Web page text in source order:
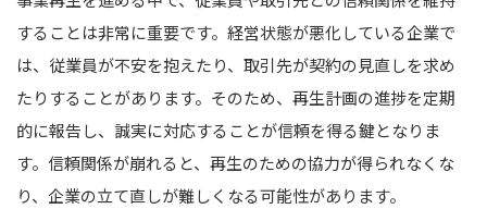
することは非常に重要です。経営状態が悪化している企業で
は、従業員が不安を抱えたり、取引先が契約の見直しを求め
たりすることがあります。そのため、再生計画の進捗を定期
的に報告し、誠実に対応することが信頼を得る鍵となりま
す。信頼関係が崩れると、再生のための協力が得られなくな
り、企業の立て直しが難しくなる可能性があります。